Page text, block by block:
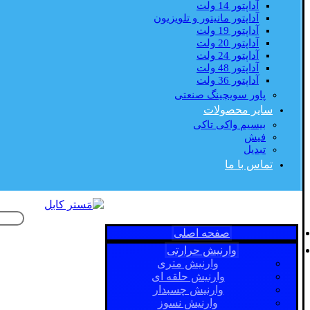
آداپتور 14 ولت
آداپتور مانیتور و تلویزیون
آداپتور 19 ولت
آداپتور 20 ولت
آداپتور 24 ولت
آداپتور 48 ولت
آداپتور 36 ولت
پاور سویچینگ صنعتی
سایر محصولات
بیسیم واکی تاکی
فیش
تبدیل
تماس با ما
صفحه اصلی
وارنیش حرارتی
وارنیش متری
وارنیش حلقه ای
وارنیش چسبدار
وارنیش نسوز